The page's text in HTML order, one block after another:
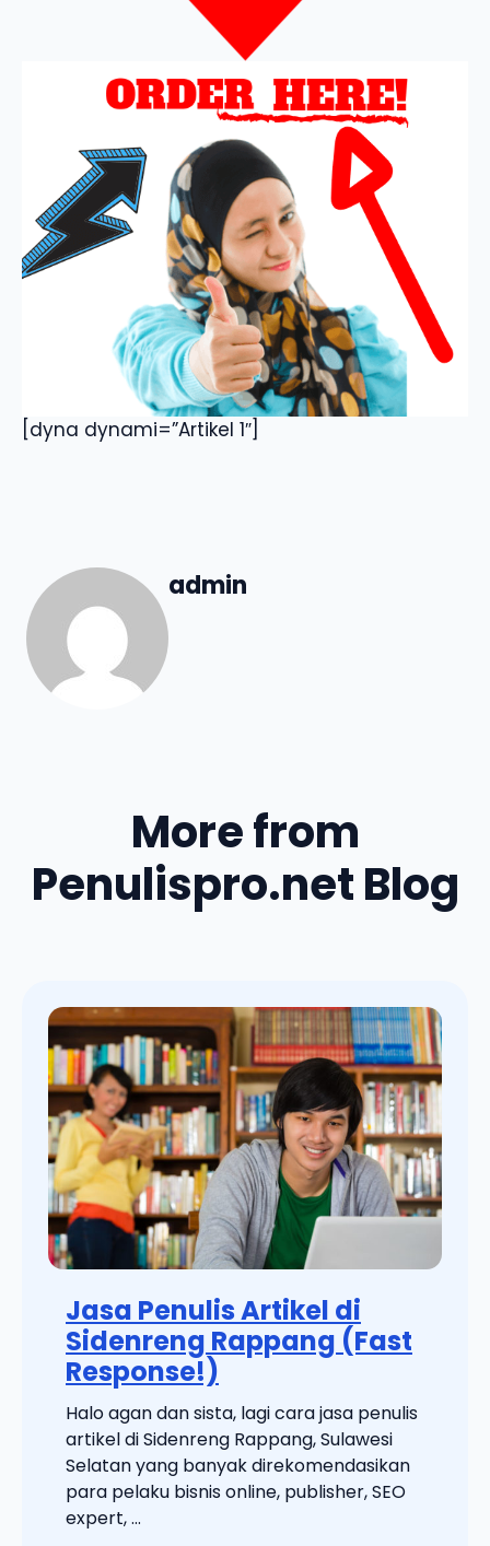
[dyna dynami=”Artikel 1″]
admin
More from
Penulispro.net Blog
Jasa Penulis Artikel di
Sidenreng Rappang (Fast
Response!)
Halo agan dan sista, lagi cara jasa penulis
artikel di Sidenreng Rappang, Sulawesi
Selatan yang banyak direkomendasikan
para pelaku bisnis online, publisher, SEO
expert, ...